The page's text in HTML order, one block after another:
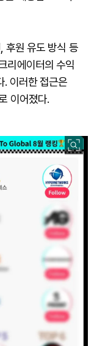
후원 유도 방식 등
리에이터의 수익
. 이러한 접근은
이어졌다.